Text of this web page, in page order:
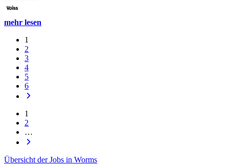
mehr lesen
1
2
3
4
5
6
1
2
…
Übersicht der Jobs in Worms